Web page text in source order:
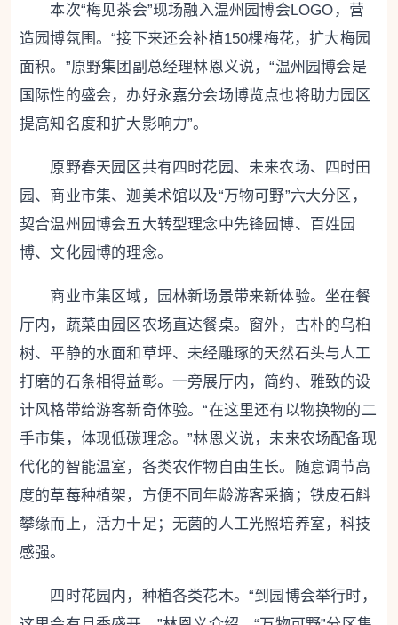
本次“梅见茶会”现场融入温州园博会LOGO，营
造园博氛围。“接下来还会补植150棵梅花，扩大梅园
面积。”原野集团副总经理林恩义说，“温州园博会是
国际性的盛会，办好永嘉分会场博览点也将助力园区
提高知名度和扩大影响力”。
原野春天园区共有四时花园、未来农场、四时田
园、商业市集、迦美术馆以及“万物可野”六大分区，
契合温州园博会五大转型理念中先锋园博、百姓园
博、文化园博的理念。
商业市集区域，园林新场景带来新体验。坐在餐
厅内，蔬菜由园区农场直达餐桌。窗外，古朴的乌桕
树、平静的水面和草坪、未经雕琢的天然石头与人工
打磨的石条相得益彰。一旁展厅内，简约、雅致的设
计风格带给游客新奇体验。“在这里还有以物换物的二
手市集，体现低碳理念。”林恩义说，未来农场配备现
代化的智能温室，各类农作物自由生长。随意调节高
度的草莓种植架，方便不同年龄游客采摘；铁皮石斛
攀缘而上，活力十足；无菌的人工光照培养室，科技
感强。
四时花园内，种植各类花木。“到园博会举行时，